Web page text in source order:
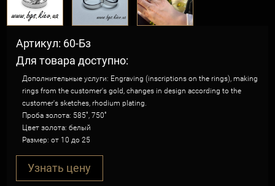
Артикул: 60-Бз
Для товара доступно:
Дополнительные услуги: Engraving (inscriptions on the rings), making
rings from the customer's gold, changes in design according to the
customer's sketches, rhodium plating.
Проба золота: 585˚, 750˚
Цвет золота: белый
Размер: от 10 до 25
Узнать цену